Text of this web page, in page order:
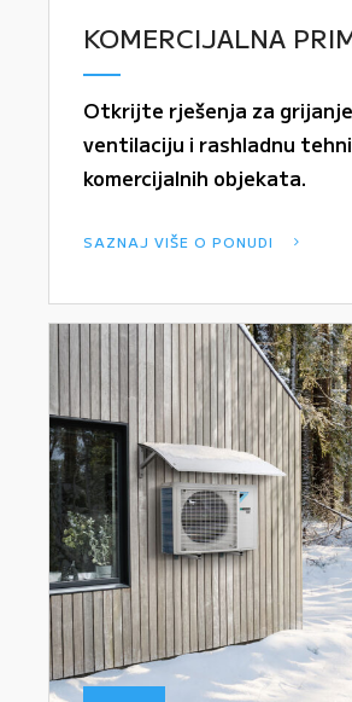
KOMERCIJALNA
Otkrijte rješenja za
ventilaciju i rashladnu
komercijalnih objekata.
SAZNAJ VIŠE O PONUDI